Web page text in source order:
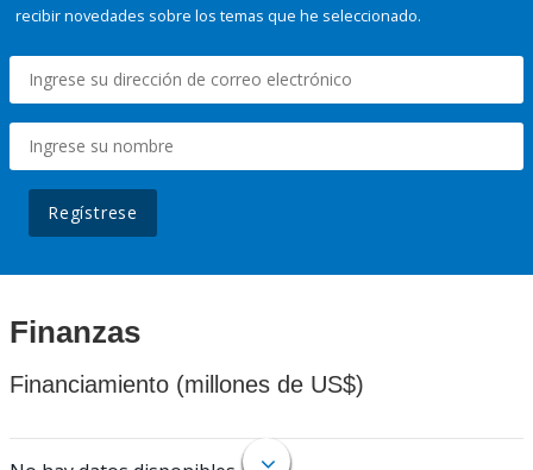
recibir novedades sobre los temas que he seleccionado.
Regístrese
Finanzas
Financiamiento (millones de US$)